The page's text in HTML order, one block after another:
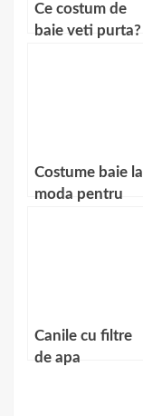
Ce costum de
baie veti purta?
Costume baie la
moda pentru
Canile cu filtre
de apa